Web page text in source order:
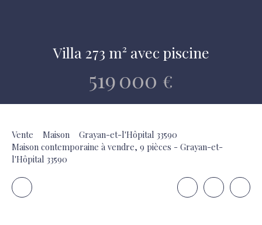
Villa 273 m² avec piscine
519 000 €
Vente Maison
Grayan-et-l'Hôpital 33590
Maison contemporaine à vendre, 9 pièces - Grayan-et-
l'Hôpital 33590